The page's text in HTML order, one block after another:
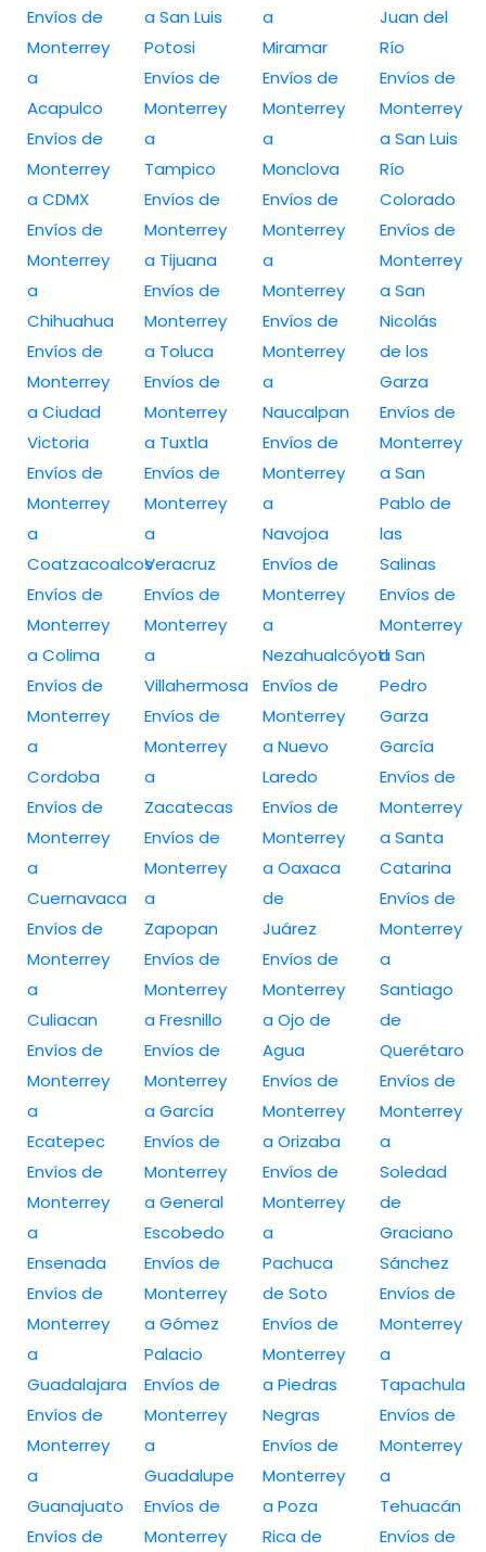
Envíos de
Monterrey
a
Acapulco
Envíos de
Monterrey
a CDMX
Envíos de
Monterrey
a
Chihuahua
Envíos de
Monterrey
a Ciudad
Victoria
Envíos de
Monterrey
a
Coatzacoalcos
Envíos de
Monterrey
a Colima
Envíos de
Monterrey
a
Cordoba
Envíos de
Monterrey
a
Cuernavaca
Envíos de
Monterrey
a
Culiacan
Envíos de
Monterrey
a
Ecatepec
Envíos de
Monterrey
a
Ensenada
Envíos de
Monterrey
a
Guadalajara
Envíos de
Monterrey
a
Guanajuato
Envíos de
a San Luis
Potosi
Envíos de
Monterrey
a
Tampico
Envíos de
Monterrey
a Tijuana
Envíos de
Monterrey
a Toluca
Envíos de
Monterrey
a Tuxtla
Envíos de
Monterrey
a
Veracruz
Envíos de
Monterrey
a
Villahermosa
Envíos de
Monterrey
a
Zacatecas
Envíos de
Monterrey
a
Zapopan
Envíos de
Monterrey
a Fresnillo
Envíos de
Monterrey
a García
Envíos de
Monterrey
a General
Escobedo
Envíos de
Monterrey
a Gómez
Palacio
Envíos de
Monterrey
a
Guadalupe
Envíos de
Monterrey
a
Miramar
Envíos de
Monterrey
a
Monclova
Envíos de
Monterrey
a
Monterrey
Envíos de
Monterrey
a
Naucalpan
Envíos de
Monterrey
a
Navojoa
Envíos de
Monterrey
a
Nezahualcóyotl
Envíos de
Monterrey
a Nuevo
Laredo
Envíos de
Monterrey
a Oaxaca
de
Juárez
Envíos de
Monterrey
a Ojo de
Agua
Envíos de
Monterrey
a Orizaba
Envíos de
Monterrey
a
Pachuca
de Soto
Envíos de
Monterrey
a Piedras
Negras
Envíos de
Monterrey
a Poza
Rica de
Juan del
Río
Envíos de
Monterrey
a San Luis
Río
Colorado
Envíos de
Monterrey
a San
Nicolás
de los
Garza
Envíos de
Monterrey
a San
Pablo de
las
Salinas
Envíos de
Monterrey
a San
Pedro
Garza
García
Envíos de
Monterrey
a Santa
Catarina
Envíos de
Monterrey
a
Santiago
de
Querétaro
Envíos de
Monterrey
a
Soledad
de
Graciano
Sánchez
Envíos de
Monterrey
a
Tapachula
Envíos de
Monterrey
a
Tehuacán
Envíos de